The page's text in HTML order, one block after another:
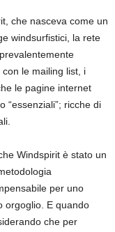
che nasceva come un
windsurfistici, la rete
le mailing list, i
le pagine internet
“essenziali”; ricche di
Windspirit è stato un
per uno
orgoglio. E quando
che per